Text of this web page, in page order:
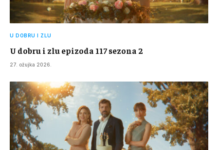
U DOBRU I ZLU
U dobru i zlu epizoda 117 sezona 2
27. ožujka 2026.